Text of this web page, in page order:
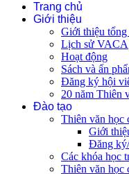
Trang chủ
Giới thiệu
Giới thiệu tổng
Lịch sử VACA
Hoạt động
Sách và ấn
Đăng ký hội
20 năm Thiên
Đào tạo
Thiên văn học
Giới
Đăng
Các khóa học
Thiên văn học